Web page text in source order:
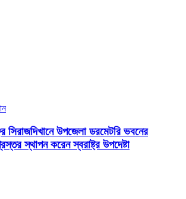
সিরাজদিখানে উপজেলা ডরমেটরি ভবনের
স্থাপন করেন স্বরাষ্ট্র উপদেষ্টা